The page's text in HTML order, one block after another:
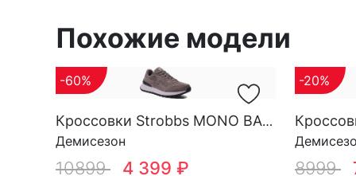
Похожие модели
Кроссовки Strobbs MONO BASE M 3696-17
Демисезон
-60%
10899 4 399 ₽
-20%
8999